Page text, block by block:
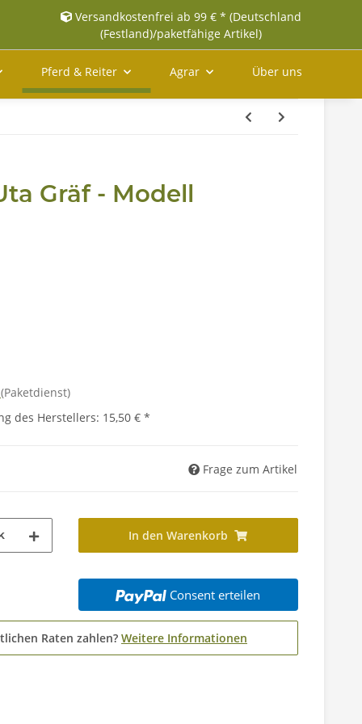
Versandkostenfrei ab 99 € * (Deutschland
(Festland)/paketfähige Artikel)
Pferd & Reiter Agrar Über uns
Gräf - Modell
(Paketdienst)
des Herstellers: 15,50 € *
Frage zum Artikel
In den Warenkorb
Consent erteilen
Raten zahlen? Weitere Informationen